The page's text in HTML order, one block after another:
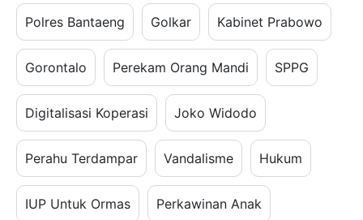
Polres Bantaeng Golkar Kabinet Prabowo
Gorontalo Perekam Orang Mandi SPPG
Digitalisasi Koperasi Joko Widodo
Perahu Terdampar Vandalisme Hukum
IUP Untuk Ormas Perkawinan Anak